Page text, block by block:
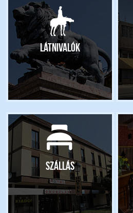
Látnivalók
Szállás